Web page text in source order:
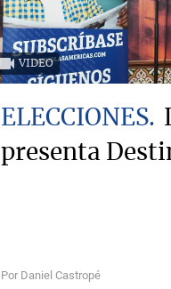
VIDEO
ELECCIONES
presenta
Por Daniel Castropé